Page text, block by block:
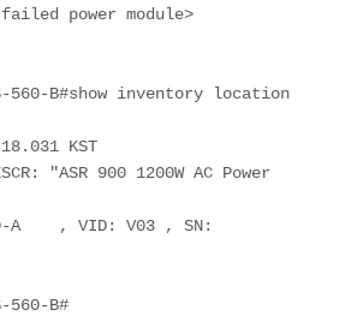
power module>
560-B#show inventory location
KST
"ASR 900 1200W AC Power
A    , VID: V03 , SN:
560-B#